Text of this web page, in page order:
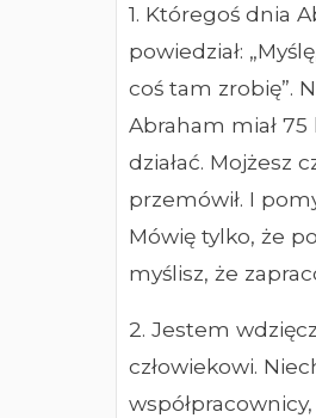
1. Któregoś dnia
powiedział:
coś tam zrobię”.
Abraham miał
działać. Mojżesz
przemówił. I
Mówię tylko, że
myślisz, że
2. Jestem
człowiekowi.